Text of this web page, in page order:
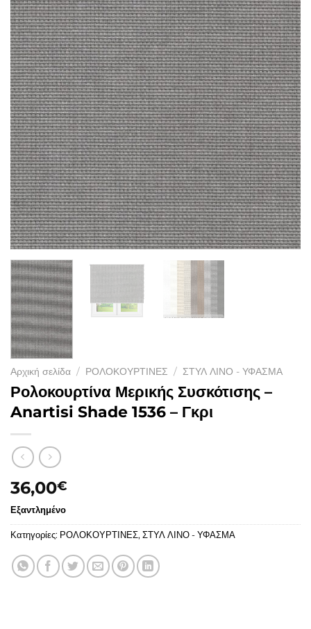
Αρχική σελίδα / ΡΟΛΟΚΟΥΡΤΙΝΕΣ / ΣΤΥΛ ΛΙΝΟ - ΥΦΑΣΜΑ
Ρολοκουρτίνα Μερικής Συσκότισης –
Anartisi Shade 1536 – Γκρι
36,00€
Εξαντλημένο
Κατηγορίες: ΡΟΛΟΚΟΥΡΤΙΝΕΣ, ΣΤΥΛ ΛΙΝΟ - ΥΦΑΣΜΑ